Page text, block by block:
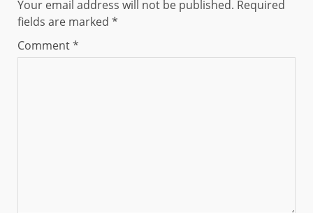
Your email address will not be published. Required
fields are marked *
Comment*